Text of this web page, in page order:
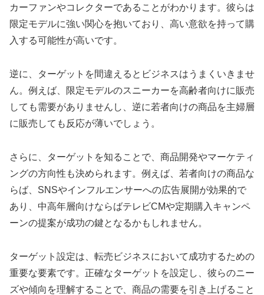
カーファンやコレクターであることがわかります。彼らは
限定モデルに強い関心を抱いており、高い意欲を持って購
入する可能性が高いです。
逆に、ターゲットを間違えるとビジネスはうまくいきませ
ん。例えば、限定モデルのスニーカーを高齢者向けに販売
しても需要がありませんし、逆に若者向けの商品を主婦層
に販売しても反応が薄いでしょう。
さらに、ターゲットを知ることで、商品開発やマーケティ
ングの方向性も決められます。例えば、若者向けの商品な
らば、SNSやインフルエンサーへの広告展開が効果的で
あり、中高年層向けならばテレビCMや定期購入キャンペ
ーンの提案が成功の鍵となるかもしれません。
ターゲット設定は、転売ビジネスにおいて成功するための
重要な要素です。正確なターゲットを設定し、彼らのニー
ズや傾向を理解することで、商品の需要を引き上げること